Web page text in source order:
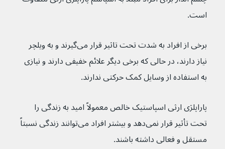
است.
برخی از افراد به شدت تحت تاثیر قرار می‌گیرند و به ویلچر
نیاز دارند، در حالی که برخی دیگر علائم خفیفی دارند و نیازی
به استفاده از وسایل کمک حرکتی ندارند.
پاراپلژی ارثی اسپاستیک خالص معمولاً امید به زندگی را
تحت تأثیر قرار نمی‌دهد و بیشتر افراد می‌توانند زندگی نسبتاً
مستقل و فعالی داشته باشند.